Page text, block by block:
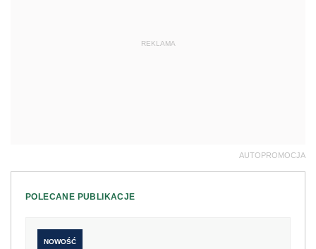
REKLAMA
AUTOPROMOCJA
POLECANE PUBLIKACJE
NOWOŚĆ